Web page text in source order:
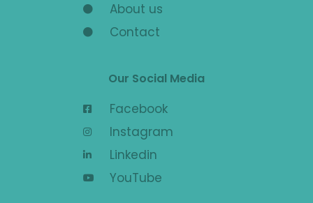
About us
Contact
Our Social Media
Facebook
Instagram
Linkedin
YouTube